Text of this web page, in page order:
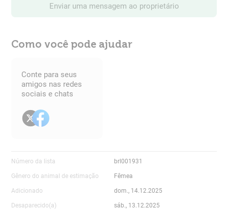
Enviar uma mensagem ao proprietário
Como você pode ajudar
Conte para seus
amigos nas redes
sociais e chats
Número da lista brl001931
Gênero do animal de estimação Fêmea
Adicionado dom., 14.12.2025
Desaparecido(a) sáb., 13.12.2025